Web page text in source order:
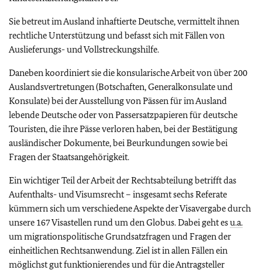
Sie betreut im Ausland inhaftierte Deutsche, vermittelt ihnen
rechtliche Unterstützung und befasst sich mit Fällen von
Auslieferungs- und Vollstreckungshilfe.
Daneben koordiniert sie die konsularische Arbeit von über 200
Auslandsvertretungen (Botschaften, Generalkonsulate und
Konsulate) bei der Ausstellung von Pässen für im Ausland
lebende Deutsche oder von Passersatzpapieren für deutsche
Touristen, die ihre Pässe verloren haben, bei der Bestätigung
ausländischer Dokumente, bei Beurkundungen sowie bei
Fragen der Staatsangehörigkeit.
Ein wichtiger Teil der Arbeit der Rechtsabteilung betrifft das
Aufenthalts- und Visumsrecht – insgesamt sechs Referate
kümmern sich um verschiedene Aspekte der Visavergabe durch
unsere 167 Visastellen rund um den Globus. Dabei geht esu.a.
um migrationspolitische Grundsatzfragen und Fragen der
einheitlichen Rechtsanwendung. Ziel ist in allen Fällen ein
möglichst gut funktionierendes und für die Antragsteller